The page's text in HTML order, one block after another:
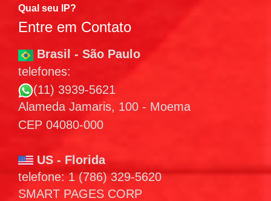
Qual seu IP?
Entre em Contato
Brasil - São Paulo
telefones:
(11) 3939-5621
Alameda Jamaris, 100 - Moema
CEP 04080-000
US - Florida
telefone: 1 (786) 329-5620
SMART PAGES CORP